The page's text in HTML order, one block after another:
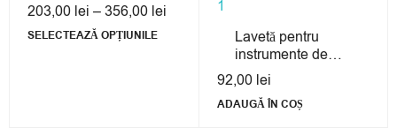
203,00 lei –356,00 lei
SELECTEAZĂ OPȚIUNILE
Lavetă pentru
instrumente de
suflat – BG France
A 30 Alto Sax
92,00 lei
ADAUGĂ ÎN COȘ